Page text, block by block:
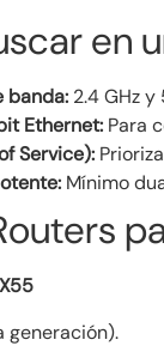
en
banda: 2.4 GHz y
Ethernet: Para
Service):
Mínimo
generación).